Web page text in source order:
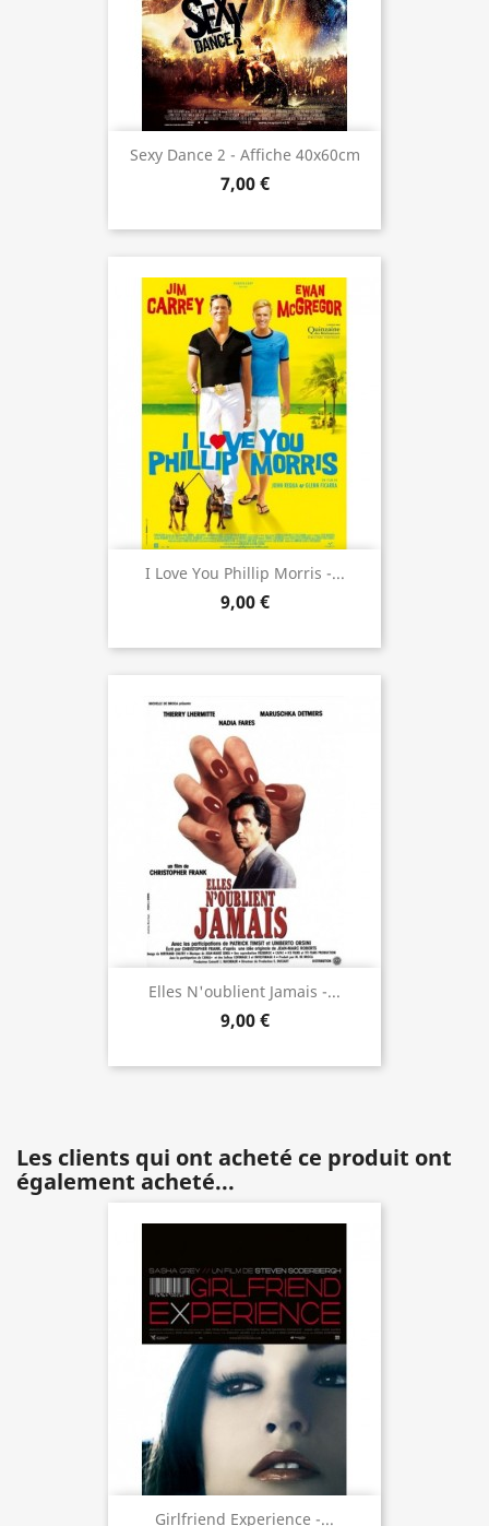
Sexy Dance 2 - Affiche 40x60cm
7,00 €
I Love You Phillip Morris -...
9,00 €
Elles N'oublient Jamais -...
9,00 €
Les clients qui ont acheté ce produit ont
également acheté...
Girlfriend Experience -...